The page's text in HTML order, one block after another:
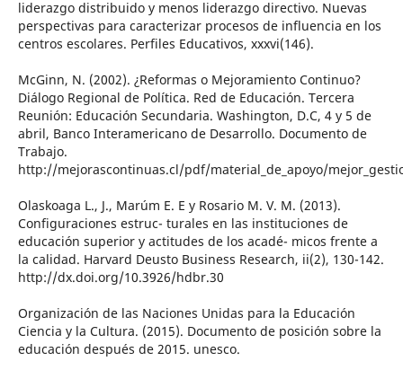
liderazgo distribuido y menos liderazgo directivo. Nuevas
perspectivas para caracterizar procesos de influencia en los
centros escolares. Perfiles Educativos, xxxvi(146).
McGinn, N. (2002). ¿Reformas o Mejoramiento Continuo?
Diálogo Regional de Política. Red de Educación. Tercera
Reunión: Educación Secundaria. Washington, D.C, 4 y 5 de
abril, Banco Interamericano de Desarrollo. Documento de
Trabajo.
http://mejorascontinuas.cl/pdf/material_de_apoyo/
Olaskoaga L., J., Marúm E. E y Rosario M. V. M. (2013).
Configuraciones estruc- turales en las instituciones de
educación superior y actitudes de los acadé- micos frente a
la calidad. Harvard Deusto Business Research, ii(2), 130-142.
http://dx.doi.org/10.3926/hdbr.30
Organización de las Naciones Unidas para la Educación
Ciencia y la Cultura. (2015). Documento de posición sobre la
educación después de 2015. unesco.